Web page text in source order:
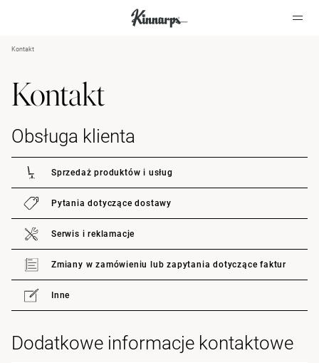
Kontakt
Kontakt
Obsługa klienta
Sprzedaż produktów i usług
Pytania dotyczące dostawy
Serwis i reklamacje
Zmiany w zamówieniu lub zapytania dotyczące faktur
Inne
Dodatkowe informacje kontaktowe